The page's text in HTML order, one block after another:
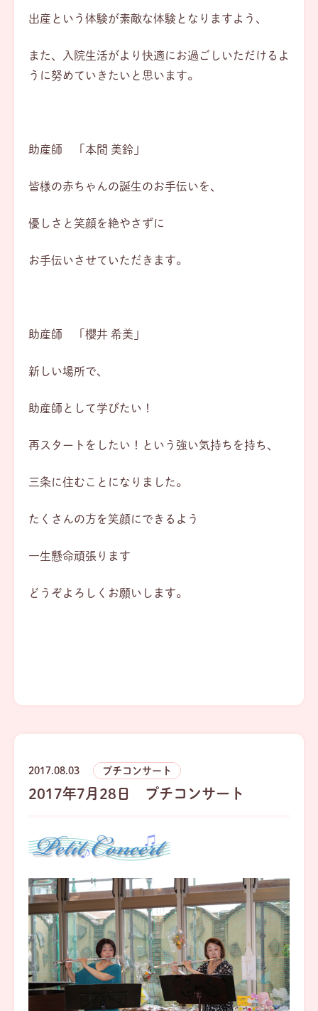
出産という体験が素敵な体験となりますよう、
また、入院生活がより快適にお過ごしいただけるよ
うに努めていきたいと思います。
助産師 「本間 美鈴」
皆様の赤ちゃんの誕生のお手伝いを、
優しさと笑顔を絶やさずに
お手伝いさせていただきます。
助産師 「櫻井 希美」
新しい場所で、
助産師として学びたい！
再スタートをしたい！という強い気持ちを持ち、
三条に住むことになりました。
たくさんの方を笑顔にできるよう
一生懸命頑張ります
どうぞよろしくお願いします。
2017.08.03 プチコンサート
2017年7月28日 プチコンサート